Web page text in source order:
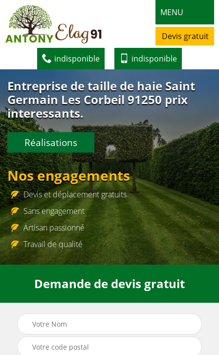
MENU
Devis gratuit
indisponible indisponible
Entreprise de taille de haie Saint
Germain Les Corbeil 91250 prix
interessants.
Réalisations
Nos engagements
Devis et déplacement gratuits
Sans engagement
Artisan passionné
Travail de qualité
Demande de devis gratuit